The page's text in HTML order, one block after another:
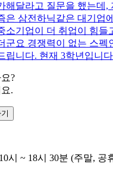
해달라고 질문을 했는데,
은 삼전하닉같은 대기업
소기업이 더 취업이 힘들
군요 경쟁력이 없는 스펙
립니다. 현재 3학년입니
?
.
시 ~ 18시 30분 (주말, 공